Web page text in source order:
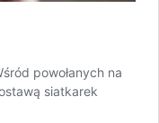
powołanych na
siatkarek